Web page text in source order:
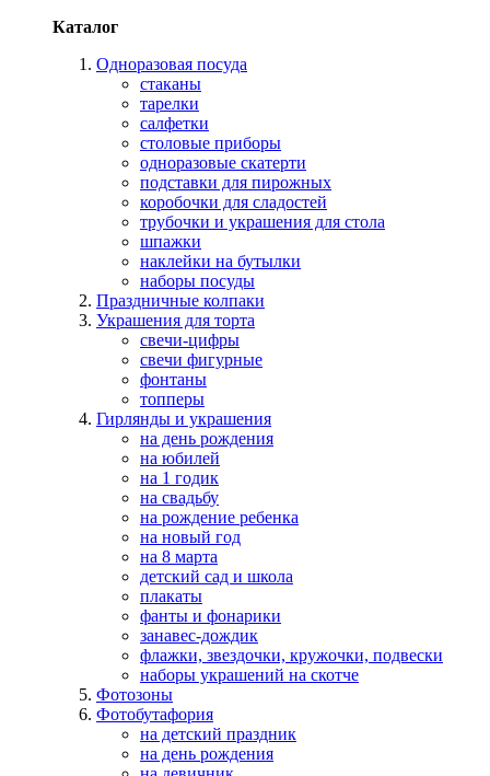
Каталог
Одноразовая посуда
стаканы
тарелки
салфетки
столовые приборы
одноразовые скатерти
подставки для пирожных
коробочки для сладостей
трубочки и украшения для стола
шпажки
наклейки на бутылки
наборы посуды
Праздничные колпаки
Украшения для торта
свечи-цифры
свечи фигурные
фонтаны
топперы
Гирлянды и украшения
на день рождения
на юбилей
на 1 годик
на свадьбу
на рождение ребенка
на новый год
на 8 марта
детский сад и школа
плакаты
фанты и фонарики
занавес-дождик
флажки, звездочки, кружочки, подвески
наборы украшений на скотче
Фотозоны
Фотобутафория
на детский праздник
на день рождения